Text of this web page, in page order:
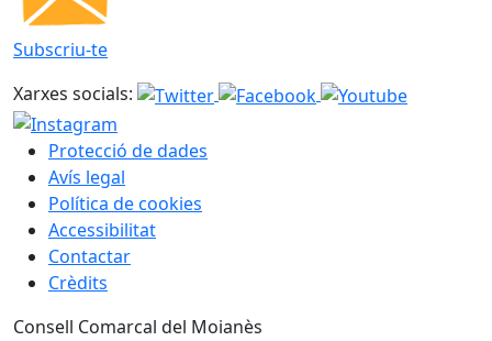
Subscriu-te
Xarxes socials:
Protecció de dades
Avís legal
Política de cookies
Accessibilitat
Contactar
Crèdits
Consell Comarcal del Moianès